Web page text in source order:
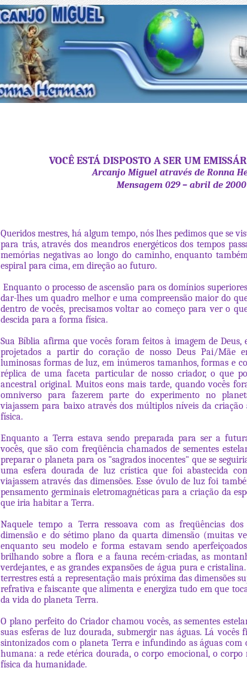
VOCÊ ESTÁ DISPOSTO A SER UM
Arcanjo Miguel através de Ronna
Mensagem 029 – abril de 2000
Queridos mestres, há algum tempo, nós lhes pedimos que se
para trás, através dos meandros energéticos dos tempos
memórias negativas ao longo do caminho, enquanto
espiral para cima, em direção ao futuro.
Enquanto o processo de ascensão para os domínios
dar-lhes um quadro melhor e uma compreensão maior do
dentro de vocês, precisamos voltar ao começo para ver o
descida para a forma física.
Sua Bíblia afirma que vocês foram feitos à imagem de Deus,
projetados a partir do coração de nosso Deus Pai/Mãe
luminosas formas de luz, em inúmeros tamanhos, formas e
réplica de uma faceta particular de nosso criador, o que
ancestral original. Muitos eons mais tarde, quando vocês
omniverso para fazerem parte do experimento no
viajassem para baixo através dos múltiplos níveis da
física.
Enquanto a Terra estava sendo preparada para ser a
vocês, que são com freqüência chamados de sementes
preparar o planeta para os "sagrados inocentes" que se
uma esfera dourada de luz crística que foi abastecida
viajassem através das dimensões. Esse óvulo de luz foi
pensamento germinais eletromagnéticas para a criação da
que iria habitar a Terra.
Naquele tempo a Terra ressoava com as freqüências
dimensão e do sétimo plano da quarta dimensão (muitas
enquanto seu modelo e forma estavam sendo
brilhando sobre a flora e a fauna recém-criadas, as
verdejantes, e as grandes expansões de água pura e
terrestres está a representação mais próxima das dimensões
refrativa e faiscante que alimenta e energiza tudo em que
da vida do planeta Terra.
O plano perfeito do Criador chamou vocês, as sementes
suas esferas de luz dourada, submergir nas águas. Lá vocês
sintonizados com o planeta Terra e infundindo as águas
humana: a rede etérica dourada, o corpo emocional, o
física da humanidade.